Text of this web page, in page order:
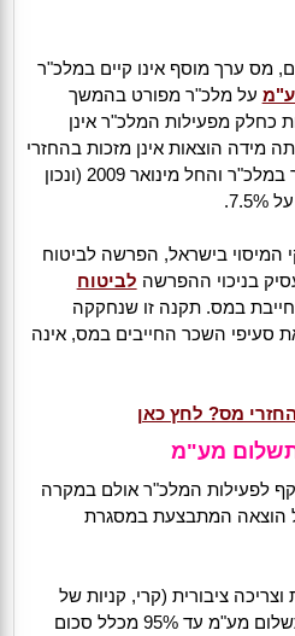
מס ערך מוסף אינו קיים במלכ"ר
על מלכ"ר מפורט בהמשך
כחלק מפעילות המלכ"ר אינן
מידה הוצאות אינן מזכות בהחזרי
מע"מ). עם זאת, קיים מס שכר במלכ"ר והחל מינואר 2009 (ונכון
המיסוי בישראל, הפרשה לביטוח
בניכוי ההפרשה לביטוח
במס. תקנה זו שנחקקה
את סעיפי השכר החייבים במס, אינה
מס? לחץ כאן
מע"מ
לפעילות המלכ"ר אולם במקרה
הוצאה המתבצעת במסגרת
ציבורית (קרי, קניות של
מוצרים מתכלים) מחויבים בתשלום מע"מ עד 95% מכלל סכום